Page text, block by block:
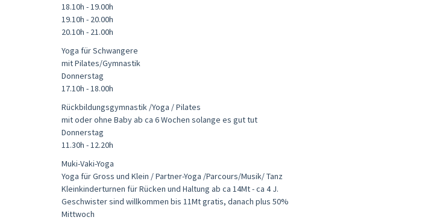
18.10h - 19.00h
19.10h - 20.00h
20.10h - 21.00h
Yoga für Schwangere
mit Pilates/Gymnastik
Donnerstag
17.10h - 18.00h
Rückbildungsgymnastik /Yoga / Pilates
mit oder ohne Baby ab ca 6 Wochen solange es gut tut
Donnerstag
11.30h - 12.20h
Muki-Vaki-Yoga
Yoga für Gross und Klein / Partner-Yoga /Parcours/Musik/ Tanz
Kleinkinderturnen für Rücken und Haltung ab ca 14Mt - ca 4 J.
Geschwister sind willkommen bis 11Mt gratis, danach plus 50%
Mittwoch